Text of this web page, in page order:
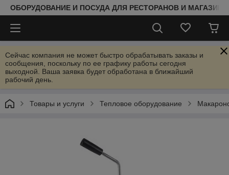
ОБОРУДОВАНИЕ И ПОСУДА ДЛЯ РЕСТОРАНОВ И
Сейчас компания не может быстро обрабатывать заказы и
сообщения, поскольку по ее графику работы сегодня
выходной. Ваша заявка будет обработана в ближайший
рабочий день.
Товары и услуги Тепловое оборудование